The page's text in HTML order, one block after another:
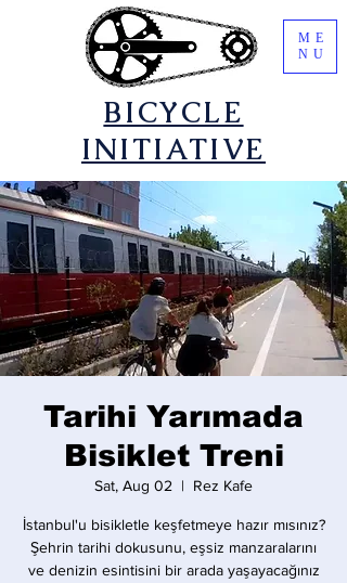
​BICYCLE
INITIATIVE
ME
NU
Tarihi Yarımada
Bisiklet Treni
Sat, Aug 02
  |
Rez Kafe
İstanbul'u bisikletle keşfetmeye hazır mısınız?
Şehrin tarihi dokusunu, eşsiz manzaralarını
ve denizin esintisini bir arada yaşayacağınız